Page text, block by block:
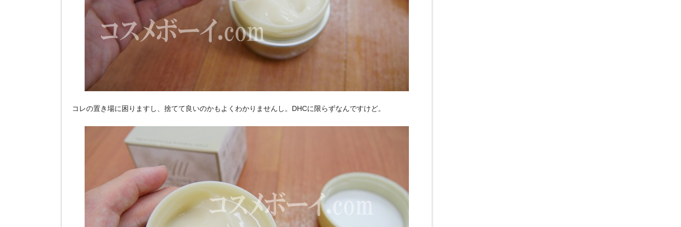
コレの置き場に困りますし、捨てて良いのかもよくわかりませんし。DHCに限らずなんですけど。